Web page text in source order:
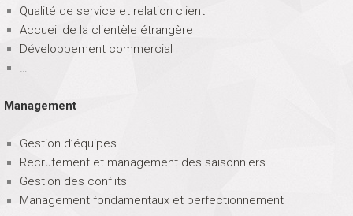
Qualité de service et relation client
Accueil de la clientèle étrangère
Développement commercial
…
Management
Gestion d’équipes
Recrutement et management des saisonniers
Gestion des conflits
Management fondamentaux et perfectionnement